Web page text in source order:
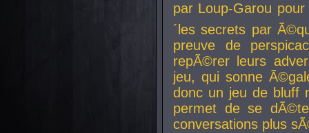
par Loup-Garou
´les secrets par
preuve de
repÃ©rer leurs
jeu, qui sonne
donc un jeu de bluff
permet de se
conversations plus